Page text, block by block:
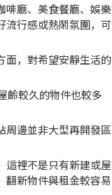
啡廳、美食餐廳、娛
流行感或熱鬧氛圍，
面，對希望安靜生活
齡較久的物件也較多
周邊並非大型再開發
這裡不是只有新建或
翻新物件與租金較容